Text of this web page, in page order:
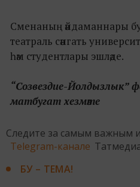
Сменаның әйдаманнары
театраль сәнгать
һәм студентлары эшләде.
“Созвездие-Йолдызлык”
матбугат хезмәте
Следите за самым важным
Telegram-канале
БУ – ТЕМА!